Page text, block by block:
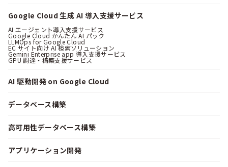
Google Cloud 生成 AI 導入支援サービス
AI エージェント導入支援サービス
Google Cloud かんたん AI パック
LLMOps for Google Cloud
EC サイト向け AI 検索ソリューション
Gemini Enterprise app 導入支援サービス
GPU 調達・構築支援サービス
AI 駆動開発 on Google Cloud
データベース構築
高可用性データベース構築
アプリケーション開発